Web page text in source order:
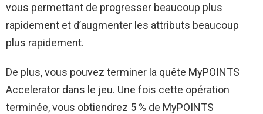
vous permettant de progresser beaucoup plus
rapidement et d’augmenter les attributs beaucoup
plus rapidement.
De plus, vous pouvez terminer la quête MyPOINTS
Accelerator dans le jeu. Une fois cette opération
terminée, vous obtiendrez 5 % de MyPOINTS